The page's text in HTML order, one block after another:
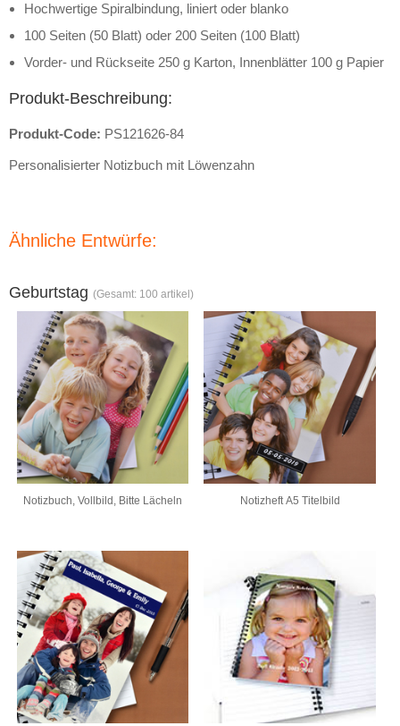
Hochwertige Spiralbindung, liniert oder blanko
100 Seiten (50 Blatt) oder 200 Seiten (100 Blatt)
Vorder- und Rückseite 250 g Karton, Innenblätter 100 g Papier
Produkt-Beschreibung:
Produkt-Code: PS121626-84
Personalisierter Notizbuch mit Löwenzahn
Ähnliche Entwürfe:
Geburtstag (Gesamt: 100 artikel)
Notizbuch, Vollbild, Bitte Lächeln Notizheft A5 Titelbild